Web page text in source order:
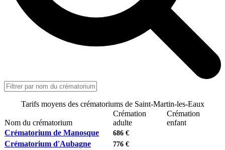
Tarifs moyens des crématoriums de Saint-Martin-les-Eaux
Nom du crématorium
Crémation
adulte
Crémation
enfant
Crématorium de Manosque
686 €
Crématorium d'Aubagne 776 €